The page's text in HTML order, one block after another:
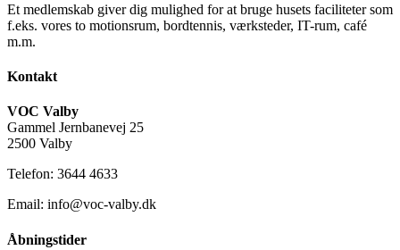
Et medlemskab giver dig mulighed for at bruge husets faciliteter som
f.eks. vores to motionsrum, bordtennis, værksteder, IT-rum, café
m.m.
Kontakt
VOC Valby
Gammel Jernbanevej 25
2500 Valby
Telefon: 3644 4633
Email: info@voc-valby.dk
Åbningstider